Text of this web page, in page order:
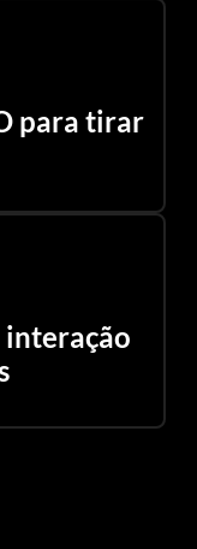
para tirar
interação